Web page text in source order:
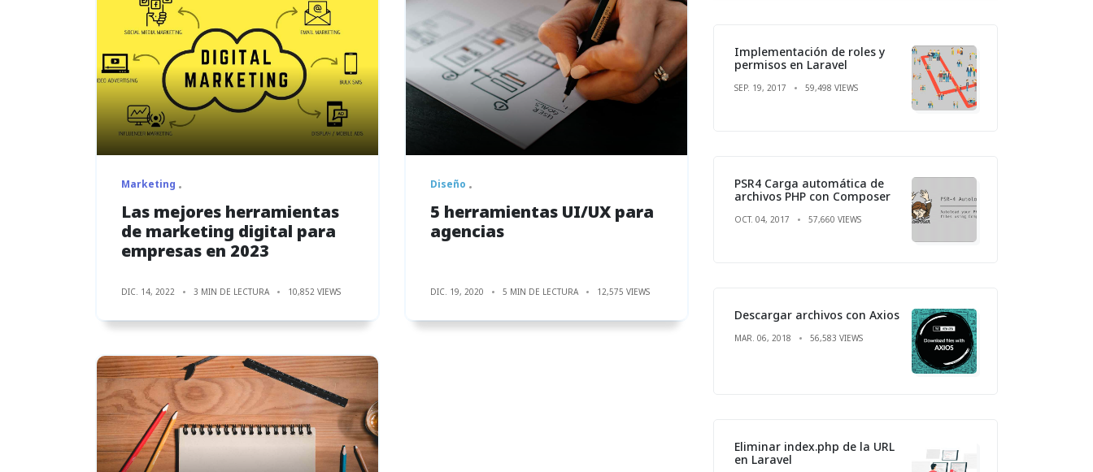
Marketing
Las mejores herramientas
de marketing digital para
empresas en 2023
DIC. 14, 2022 3 MIN DE LECTURA 10,852 VIEWS
Diseño
5 herramientas UI/UX para
agencias
DIC. 19, 2020 5 MIN DE LECTURA 12,575 VIEWS
Implementación de roles y
permisos en Laravel
SEP. 19, 2017 59,498 VIEWS
PSR4 Carga automática de
archivos PHP con Composer
OCT. 04, 2017 57,660 VIEWS
Descargar archivos con Axios
MAR. 06, 2018 56,583 VIEWS
Eliminar index.php de la URL
en Laravel